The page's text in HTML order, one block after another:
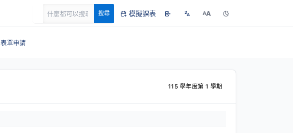
搜尋 模擬課表 AA
表單申請
115 學年度第 1 學期